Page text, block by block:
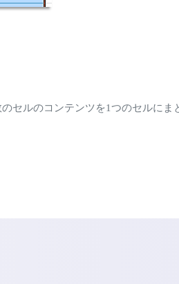
セルのコンテンツを1つのセルにま